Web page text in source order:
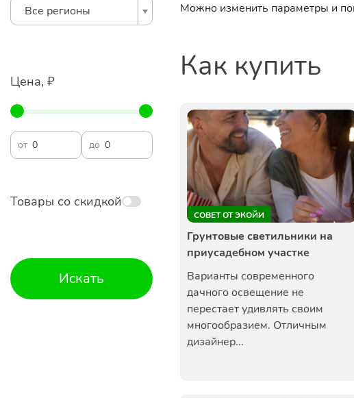
Все регионы
Цена, ₽
от до
Товары со скидкой
Искать
Можно изменить параметры и
Как купить
СОВЕТ ОТ ЭКОЙИ
Грунтовые светильники на
приусадебном участке
Варианты современного
дачного освещение не
перестает удивлять своим
многообразием. Отличным
дизайнер...